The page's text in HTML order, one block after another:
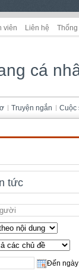
viên Liên hệ Thống
cá
Truyện ngắn Cuộc
tức
Đến ngày